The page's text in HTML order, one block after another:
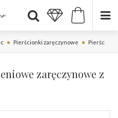
Pierścionki zaręczynowe
zaręczynowe z